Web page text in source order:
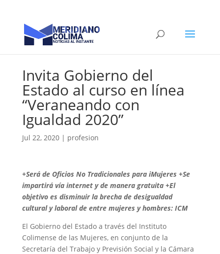
Invita Gobierno del
Estado al curso en línea
“Veraneando con
Igualdad 2020”
Jul 22, 2020| profesion
+Será de Oficios No Tradicionales para iMujeres +Se
impartirá vía internet y de manera gratuita +El
objetivo es disminuir la brecha de desigualdad
cultural y laboral de entre mujeres y hombres: ICM
El Gobierno del Estado a través del Instituto
Colimense de las Mujeres, en conjunto de la
Secretaría del Trabajo y Previsión Social y la Cámara